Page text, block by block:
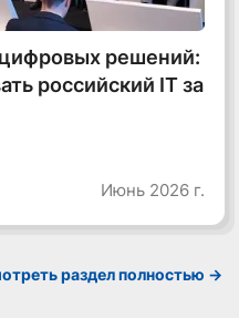
решений:
российский IT за
Июнь 2026 г.
раздел полностью ->